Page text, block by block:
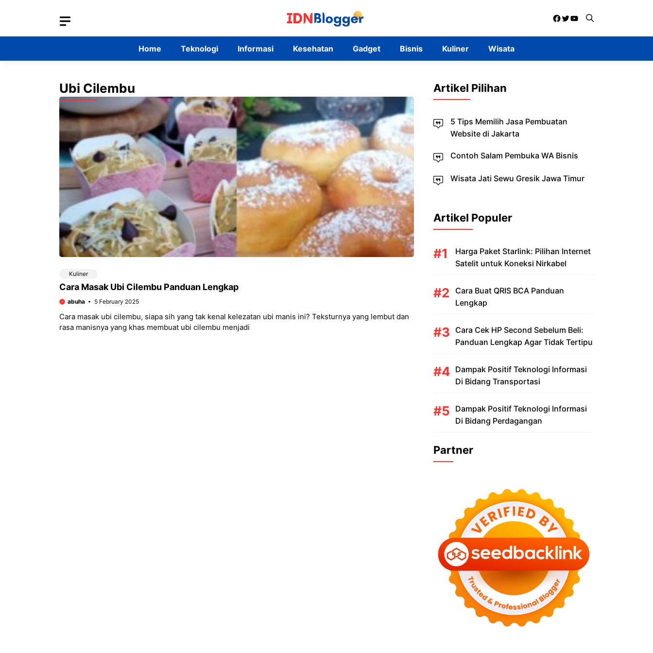
Facebook
Twitter
YouTube
Home Teknologi Informasi Kesehatan Gadget Bisnis Kuliner Wisata
Ubi Cilembu
Kuliner
Cara Masak Ubi Cilembu Panduan Lengkap
abuha 5 February 2025
Cara masak ubi cilembu, siapa sih yang tak kenal kelezatan ubi manis ini? Teksturnya yang lembut dan
rasa manisnya yang khas membuat ubi cilembu menjadi
Artikel Pilihan
5 Tips Memilih Jasa Pembuatan
Website di Jakarta
Contoh Salam Pembuka WA Bisnis
Wisata Jati Sewu Gresik Jawa Timur
Artikel Populer
Harga Paket Starlink: Pilihan Internet
Satelit untuk Koneksi Nirkabel
Cara Buat QRIS BCA Panduan
Lengkap
Cara Cek HP Second Sebelum Beli:
Panduan Lengkap Agar Tidak Tertipu
Dampak Positif Teknologi Informasi
Di Bidang Transportasi
Dampak Positif Teknologi Informasi
Di Bidang Perdagangan
Partner